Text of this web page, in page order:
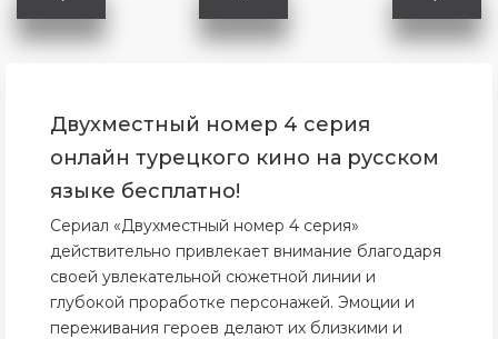
Двухместный номер 4 серия
онлайн турецкого кино на русском
языке бесплатно!
Сериал «Двухместный номер 4 серия»
действительно привлекает внимание благодаря
своей увлекательной сюжетной линии и
глубокой проработке персонажей. Эмоции и
переживания героев делают их близкими и